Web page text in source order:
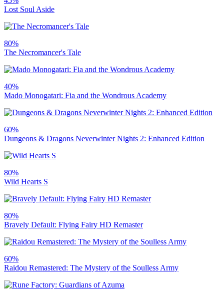
Lost Soul Aside
80%
The Necromancer's Tale
40%
Mado Monogatari: Fia and the Wondrous Academy
60%
Dungeons & Dragons Neverwinter Nights 2: Enhanced Edition
80%
Wild Hearts S
80%
Bravely Default: Flying Fairy HD Remaster
60%
Raidou Remastered: The Mystery of the Soulless Army